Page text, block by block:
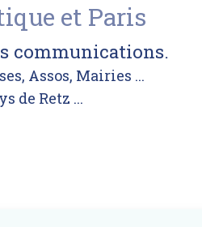
et Paris
communications.
Assos, Mairies ...
de Retz ...